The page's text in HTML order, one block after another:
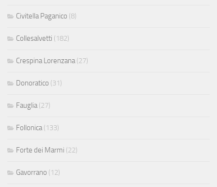
Civitella Paganico (8)
Collesalvetti (182)
Crespina Lorenzana (27)
Donoratico (31)
Fauglia (27)
Follonica (133)
Forte dei Marmi (22)
Gavorrano (12)